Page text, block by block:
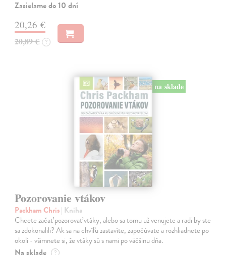
Zasielame do 10 dní
20,26 €
20,89 € ?
na sklade
Pozorovanie vtákov
Packham Chris| Kniha
Chcete začať pozorovať vtáky, alebo sa tomu už venujete a radi by ste
sa zdokonalili? Ak sa na chvíľu zastavíte, započúvate a rozhliadnete po
okolí - všimnete si, že vtáky sú s nami po väčšinu dňa.
Na sklade ?